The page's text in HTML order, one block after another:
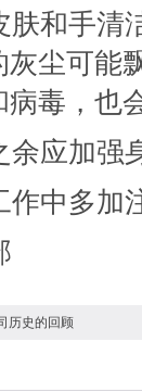
肤和手清
灰尘可能
病毒，也
余应加强
作中多加
历史的回顾